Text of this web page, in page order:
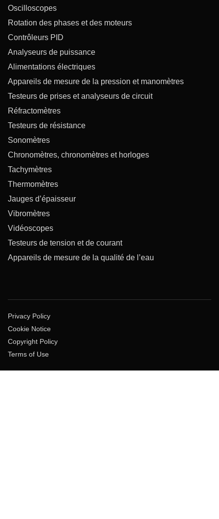
Oscilloscopes
Rotation des phases et des moteurs
Contrôleurs PID
Analyseurs de puissance
Alimentations électriques
Appareils de mesure de la pression et manomètres
Testeurs de prises et analyseurs de circuit
Réfractomètres
Testeurs de résistance
Sonomètres
Chronomètres, chronomètres et horloges
Tachymètres
Thermomètres
Jauges d’épaisseur
Vibromètres
Vidéoscopes
Testeurs de tension et de courant
Appareils de mesure de la qualité de l’eau
Privacy Policy
Cookie Notice
Copyright Policy
Terms of Use